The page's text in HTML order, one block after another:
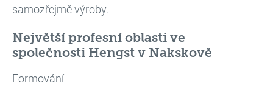
samozřejmě výroby.
Největší profesní oblasti ve
společnosti Hengst v Nakskově
Formování